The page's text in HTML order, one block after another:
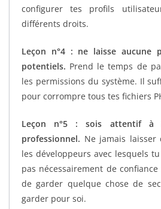
configurer tes profils
différents droits.
Leçon n°4 : ne laisse aucune
potentiels. Prend le temps de
les permissions du système. Il
pour corrompre tous tes fichiers
Leçon n°5 : sois attentif à
professionnel. Ne jamais
les développeurs avec lesquels
pas nécessairement de
de garder quelque chose de
garder pour soi.